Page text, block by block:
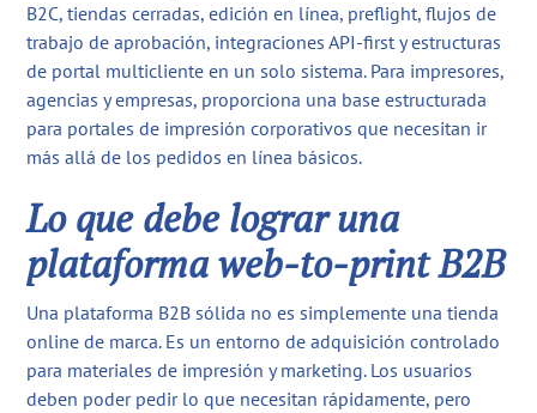
B2C, tiendas cerradas, edición en línea, preflight, flujos de
trabajo de aprobación, integraciones API-first y estructuras
de portal multicliente en un solo sistema. Para impresores,
agencias y empresas, proporciona una base estructurada
para portales de impresión corporativos que necesitan ir
más allá de los pedidos en línea básicos.
Lo que debe lograr una
plataforma web-to-print B2B
Una plataforma B2B sólida no es simplemente una tienda
online de marca. Es un entorno de adquisición controlado
para materiales de impresión y marketing. Los usuarios
deben poder pedir lo que necesitan rápidamente, pero